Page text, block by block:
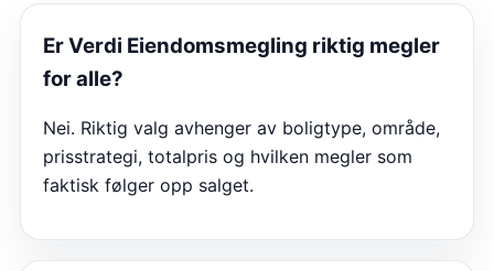
ErVerdi Eiendomsmegling riktig megler
for alle?
Nei. Riktig valg avhenger av boligtype, område,
prisstrategi, totalpris og hvilken megler som
faktisk følger opp salget.